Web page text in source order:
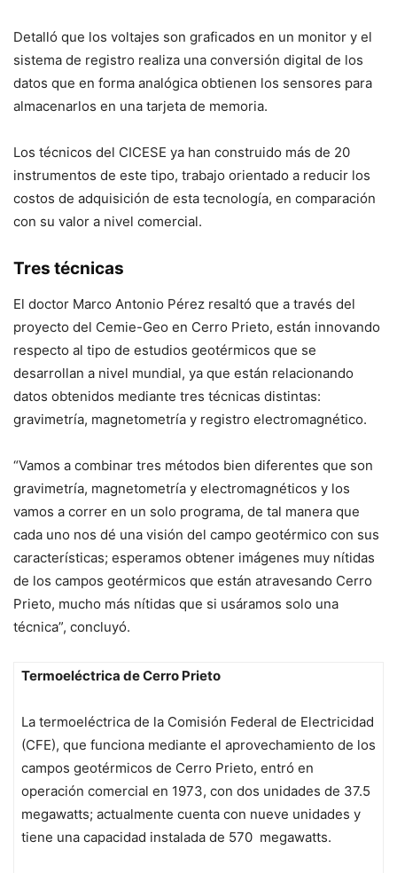
Detalló que los voltajes son graficados en un monitor y el
sistema de registro realiza una conversión digital de los
datos que en forma analógica obtienen los sensores para
almacenarlos en una tarjeta de memoria.
Los técnicos del CICESE ya han construido más de 20
instrumentos de este tipo, trabajo orientado a reducir los
costos de adquisición de esta tecnología, en comparación
con su valor a nivel comercial.
Tres técnicas
El doctor Marco Antonio Pérez resaltó que a través del
proyecto del Cemie-Geo en Cerro Prieto, están innovando
respecto al tipo de estudios geotérmicos que se
desarrollan a nivel mundial, ya que están relacionando
datos obtenidos mediante tres técnicas distintas:
gravimetría, magnetometría y registro electromagnético.
“Vamos a combinar tres métodos bien diferentes que son
gravimetría, magnetometría y electromagnéticos y los
vamos a correr en un solo programa, de tal manera que
cada uno nos dé una visión del campo geotérmico con sus
características; esperamos obtener imágenes muy nítidas
de los campos geotérmicos que están atravesando Cerro
Prieto, mucho más nítidas que si usáramos solo una
técnica”, concluyó.
Termoeléctrica de Cerro Prieto
La termoeléctrica de la Comisión Federal de Electricidad
(CFE), que funciona mediante el aprovechamiento de los
campos geotérmicos de Cerro Prieto, entró en
operación comercial en 1973, con dos unidades de 37.5
megawatts; actualmente cuenta con nueve unidades y
tiene una capacidad instalada de 570 megawatts.